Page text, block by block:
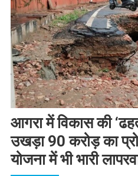
आगरा में विकास की
उखड़ा 90 करोड़ का
योजना में भी भारी